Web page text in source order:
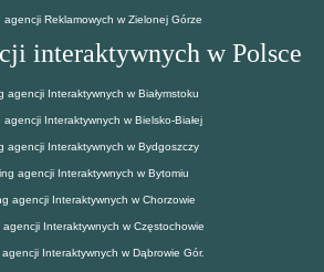
agencji Reklamowych w Zielonej Górze
interaktywnych w Polsce
agencji Interaktywnych w Białymstoku
agencji Interaktywnych w Bielsko-Białej
agencji Interaktywnych w Bydgoszczy
agencji Interaktywnych w Bytomiu
agencji Interaktywnych w Chorzowie
agencji Interaktywnych w Częstochowie
Interaktywnych w Dąbrowie Gór.